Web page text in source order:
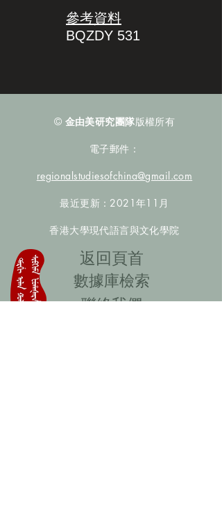
參考資料
BQZDY 531
© 金由美研究團隊版權所有
電子郵件：
regionalstudiesofchina@gmail.com
最近更新：2021年11月
香港大學現代語言與文化學院
​返回頁首
數據庫檢索
聯絡我們